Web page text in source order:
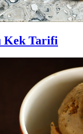
Kek Tarifi